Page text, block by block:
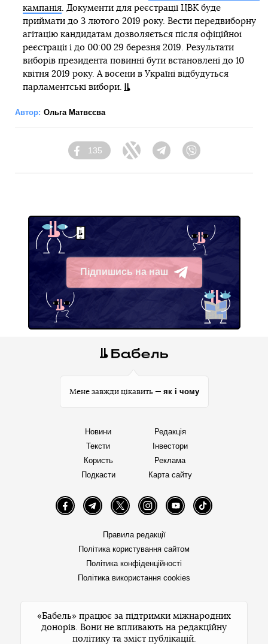
кампанія. Документи для реєстрації ЦВК буде
приймати до 3 лютого 2019 року. Вести передвиборну
агітацію кандидатам дозволяється після офіційної
реєстрації і до 00:00 29 березня 2019. Результати
виборів президента повинні бути встановлені до 10
квітня 2019 року. А восени в Україні відбудуться
парламентські вибори.
Автор: Ольга Матвєєва
Facebook
135
Twitter TelegramViber
Підпишись на наш
Telegram
Мене завжди цікавить — як і чому
Новини
Тексти
Користь
Подкасти
Редакція
Інвестори
Реклама
Карта сайту
FacebookTelegramTwitter InstagramYouTube TikTok
Правила редакції
Політика користування сайтом
Політика конфіденційності
Політика використання cookies
«Бабель» працює за підтримки міжнародних
донорів. Вони не впливають на редакційну
політику та зміст публікацій.